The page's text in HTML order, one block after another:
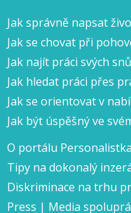
Jak správně napsat
Jak se chovat při
Jak najít práci svých snů
Jak hledat práci přes
Jak se orientovat v
Jak být úspěšný ve
O portálu
Tipy na dokonalý
Diskriminace na trhu
Press | Media